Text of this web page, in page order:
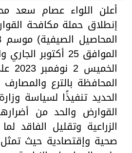
أعلن اللواء عصام سعد
إنطلاق حملة مكافحة
الموافق 25 أكتوبر
المحافظة بالترع
الحديد تنفيذًا لسياسة
القوارض والحد من
الزراعية وتقليل الفاقد
صحية وإقتصادية حيث